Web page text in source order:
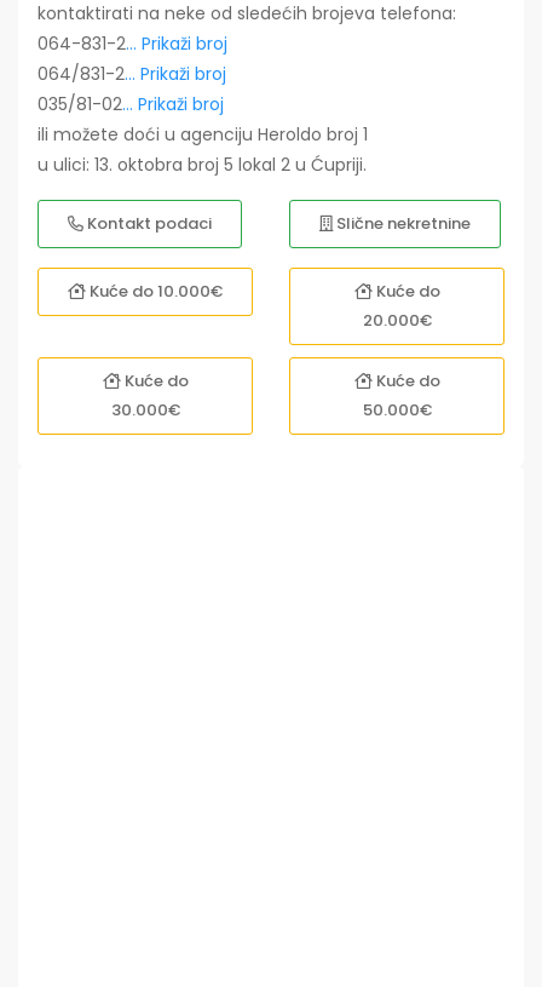
kontaktirati na neke od sledećih brojeva telefona:
064-831-2... Prikaži broj
064/831-2... Prikaži broj
035/81-02... Prikaži broj
ili možete doći u agenciju Heroldo broj 1
u ulici: 13. oktobra broj 5 lokal 2 u Ćupriji.
Kontakt podaci Slične nekretnine
Kuće do 10.000€
Kuće do
20.000€
Kuće do
30.000€
Kuće do
50.000€